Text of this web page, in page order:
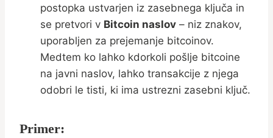
postopka ustvarjen iz zasebnega ključa in
se pretvori v Bitcoin naslov – niz znakov,
uporabljen za prejemanje bitcoinov.
Medtem ko lahko kdorkoli pošlje bitcoine
na javni naslov, lahko transakcije z njega
odobri le tisti, ki ima ustrezni zasebni ključ.
Primer: